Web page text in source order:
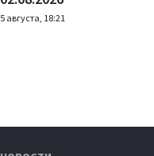
5 августа, 18:21